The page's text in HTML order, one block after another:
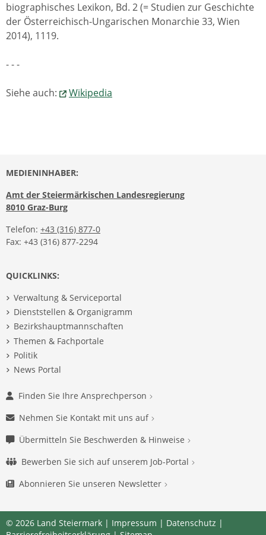
biographisches Lexikon, Bd. 2 (= Studien zur Geschichte
der Österreichisch-Ungarischen Monarchie 33, Wien
2014), 1119.
- - -
Siehe auch: Wikipedia
MEDIENINHABER:
Amt der Steiermärkischen Landesregierung
8010 Graz-Burg
Telefon: +43 (316) 877-0
Fax: +43 (316) 877-2294
QUICKLINKS:
Verwaltung & Serviceportal
Dienststellen & Organigramm
Bezirkshauptmannschaften
Themen & Fachportale
Politik
News Portal
Finden Sie Ihre Ansprechperson
Nehmen Sie Kontakt mit uns auf
Übermitteln Sie Beschwerden & Hinweise
Bewerben Sie sich auf unserem Job-Portal
Abonnieren Sie unseren Newsletter
© 2026 Land Steiermark | Impressum | Datenschutz |